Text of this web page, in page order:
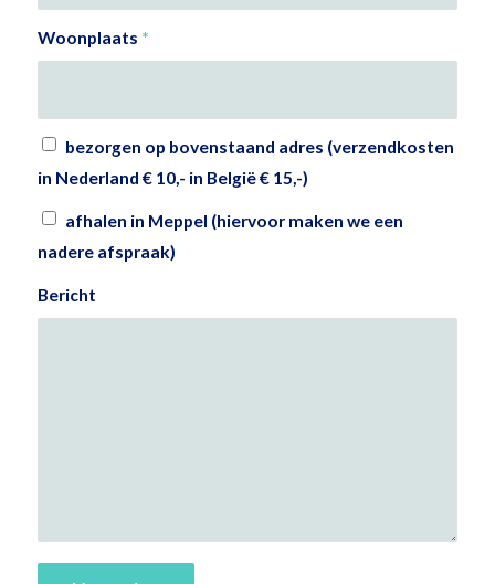
Woonplaats *
bezorgen op bovenstaand adres (verzendkosten
in Nederland € 10,- in België € 15,-)
afhalen in Meppel (hiervoor maken we een
nadere afspraak)
Bericht